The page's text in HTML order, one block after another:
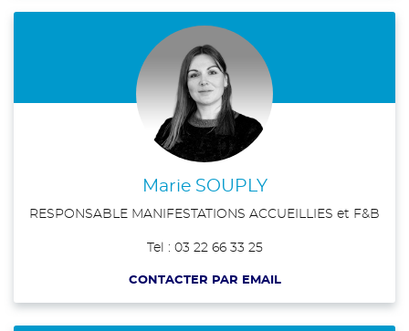
Marie SOUPLY
RESPONSABLE MANIFESTATIONS ACCUEILLIES et F&B
Tel : 03 22 66 33 25
CONTACTER PAR EMAIL